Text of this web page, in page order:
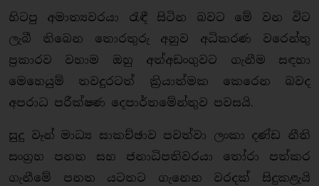
හිටපු අමාත්‍යවරයා රැඳී සිටින බවට මේ වන විට
ලැබී තිබෙන තොරතුරු අනුව අධිකරණ වරෙන්තු
ප්‍රකාරව වහාම ඔහු අත්අඩංගුවට ගැනීම සඳහා
මෙහෙයුම් තවදුරටත් ක්‍රියාත්මක කෙරෙන බවද
අපරාධ පරීක්ෂණ දෙපාර්තමේන්තුව පවසයි.
සුදු වෑන් මාධ්‍ය සාකච්ඡාව පවත්වා ලංකා දණ්ඩ නීති
සංග්‍රහ පනත සහ ජනාධිපතිවරයා තෝරා පත්කර
ගැනීමේ පනත යටතට ගැනෙන වරදක් සිදුකළැයි